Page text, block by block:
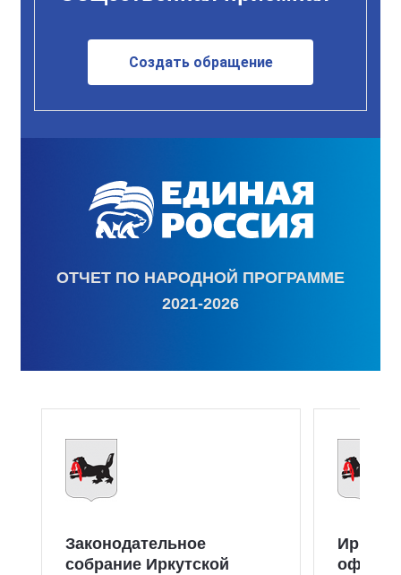
Создать обращение
ОТЧЕТ ПО НАРОДНОЙ ПРОГРАММЕ
2021-2026
Законодательное
собрание Иркутской